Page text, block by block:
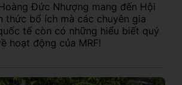
Đức Nhượng mang đến Hội
thức bổ ích mà các chuyên gia
tế còn có những hiểu biết quý
hoạt động của MRF!